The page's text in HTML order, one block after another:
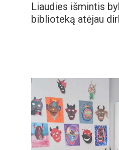
Liaudies išmintis
biblioteką atėjau